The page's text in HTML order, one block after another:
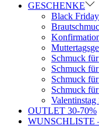
GESCHENKE
Black
Schmuck
Schmuck
Schmuck
Schmuck
Valentinstag
OUTLET 30-70%
WUNSCHLISTE